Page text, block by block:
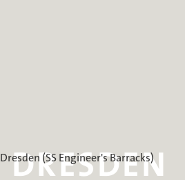
Dresden (SS Engineer's Barracks)